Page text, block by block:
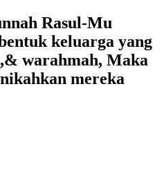
Rasul-Mu
keluarga yang
warahmah, Maka
mereka